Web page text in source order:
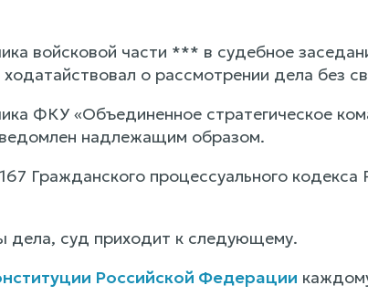
войсковой части *** в судебное
о рассмотрении дела без
ФКУ «Объединенное стратегическое
надлежащим образом.
Гражданского процессуального
дела, суд приходит к следующему.
Российской Федерации